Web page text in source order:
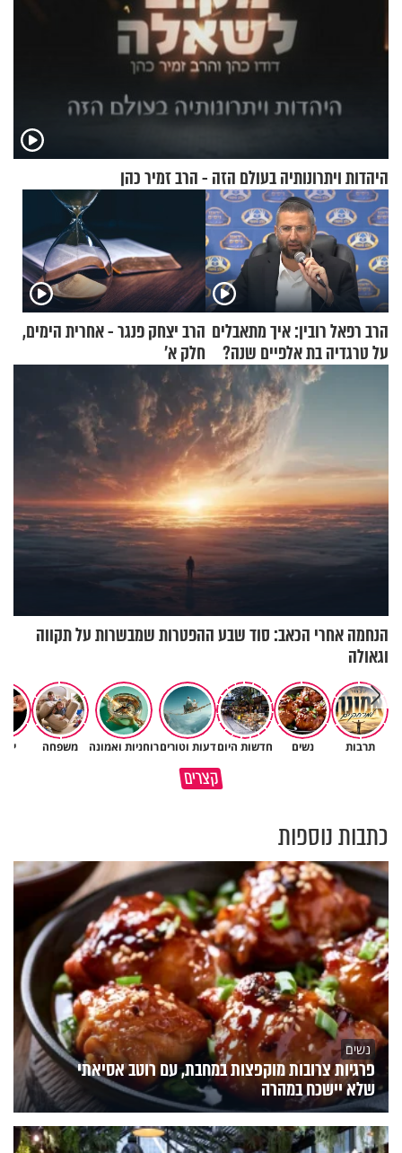
היהדות ויתרונותיה בעולם הזה - הרב זמיר כהן
הרב רפאל רובין: איך מתאבלים
על טרגדיה בת אלפיים שנה?
הרב יצחק פנגר - אחרית הימים,
חלק א’
הנחמה אחרי הכאב: סוד שבע ההפטרות שמבשרות על תקווה
וגאולה
תרבות נשים חדשות היוםדעות וטוריםרוחניות ואמונה משפחה
קצרים
גם חיוך בבוקר ולימוד קטן יכולים
כתבות נוספות
נשים
פרגיות צרובות מוקפצות במחבת, עם רוטב אסיאתי
שלא יישכח במהרה